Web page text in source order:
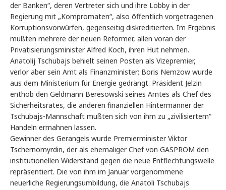
der Banken“, deren Vertreter sich und ihre Lobby in der
Regierung mit „Kompromaten“, also öffentlich vorgetragenen
Korruptionsvorwürfen, gegenseitig diskreditierten. Im Ergebnis
mußten mehrere der neuen Reformer, allen voran der
Privatisierungsminister Alfred Koch, ihren Hut nehmen.
Anatolij Tschubajs behielt seinen Posten als Vizepremier,
verlor aber sein Amt als Finanzminister; Boris Nemzow wurde
aus dem Ministerium für Energie gedrängt. Präsident Jelzin
enthob den Geldmann Beresowski seines Amtes als Chef des
Sicherheitsrates, die anderen finanziellen Hintermänner der
Tschubajs-Mannschaft mußten sich von ihm zu „zivilisiertem“
Handeln ermahnen lassen.
Gewinner des Gerangels wurde Premierminister Viktor
Tschernomyrdin, der als ehemaliger Chef von GASPROM den
institutionellen Widerstand gegen die neue Entflechtungswelle
repräsentiert. Die von ihm im Januar vorgenommene
neuerliche Regierungsumbildung, die Anatoli Tschubajs